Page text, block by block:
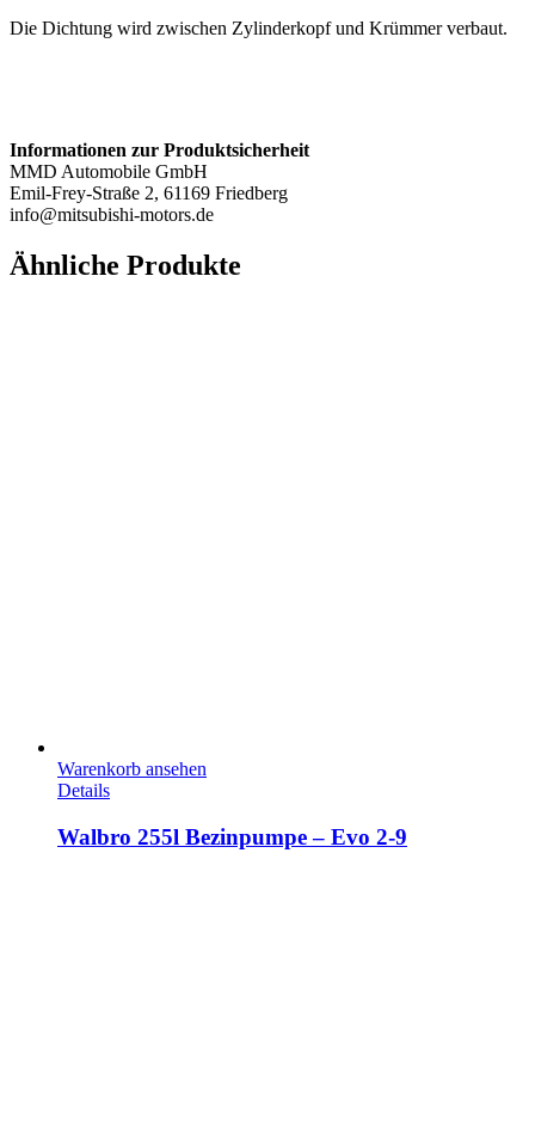
Die Dichtung wird zwischen Zylinderkopf und Krümmer verbaut.
Informationen zur Produktsicherheit
MMD Automobile GmbH
Emil-Frey-Straße 2, 61169 Friedberg
info@mitsubishi-motors.de
Ähnliche Produkte
Warenkorb ansehen
Details
Walbro 255l Bezinpumpe – Evo 2-9